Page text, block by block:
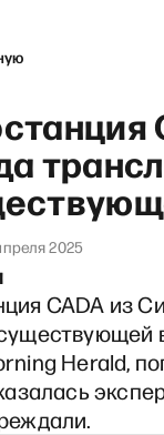
2025
CADA из
Herald,